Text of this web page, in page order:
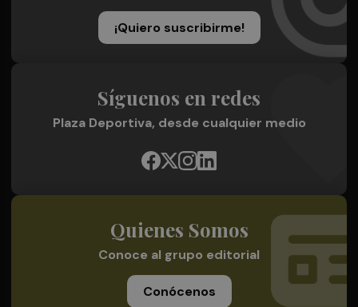
¡Quiero suscribirme!
Síguenos en redes
Plaza Deportiva, desde cualquier medio
Quienes Somos
Conoce al grupo editorial
Conócenos